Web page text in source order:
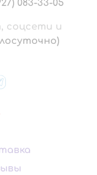
083-33-05
соцсети и